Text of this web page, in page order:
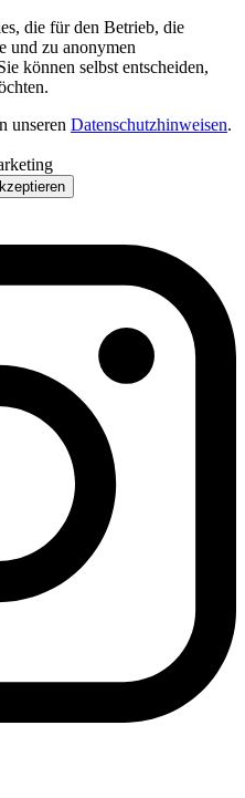
die für den Betrieb, die
und zu anonymen
können selbst entscheiden,
unseren Datenschutzhinweisen.